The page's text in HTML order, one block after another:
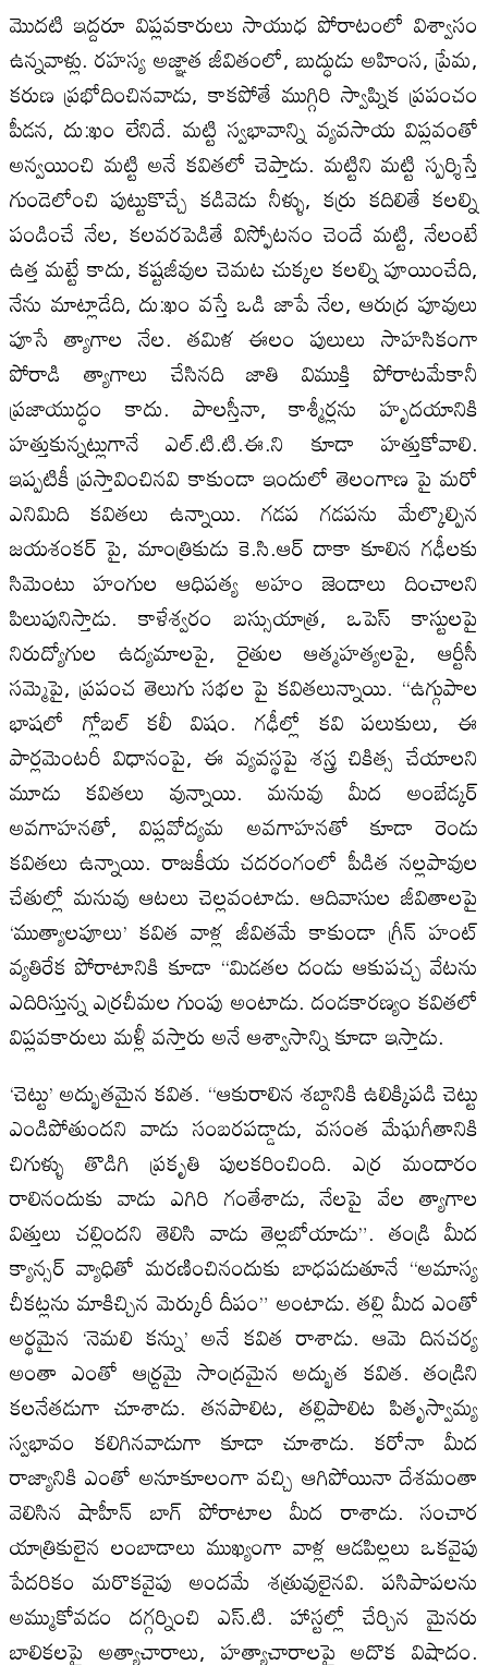
మొదటి ఇద్దరూ విప్లవకారులు సాయుధ పోరాటంలో విశ్వాసం
ఉన్నవాళ్లు. రహస్య అజ్ఞాత జీవితంలో, బుద్ధుడు అహింస, ప్రేమ,
కరుణ ప్రభోదించినవాడు, కాకపోతే ముగ్గిరి స్వాప్నిక ప్రపంచం
పీడన, దు:ఖం లేనిదే. మట్టి స్వభావాన్ని వ్యవసాయ విప్లవంతో
అన్వయించి మట్టి అనే కవితలో చెప్తాడు. మట్టిని మట్టి స్పర్శిస్తే
గుండెలోంచి పుట్టుకొచ్చే కడివెడు నీళ్ళు, కర్రు కదిలితే కలల్ని
పండించే నేల, కలవరపెడితే విస్ఫోటనం చెందే మట్టి, నేలంటే
ఉత్త మట్టే కాదు, కష్టజీవుల చెమట చుక్కల కలల్ని పూయించేది,
నేను మాట్లాడేది, దు:ఖం వస్తే ఒడి జాపే నేల, ఆరుద్ర పూవులు
పూసే త్యాగాల నేల. తమిళ ఈలం పులులు సాహసికంగా
పోరాడి త్యాగాలు చేసినది జాతి విముక్తి పోరాటమేకానీ
ప్రజాయుద్ధం కాదు. పాలస్తీనా, కాశ్మీర్లను హృదయానికి
హత్తుకున్నట్లుగానే ఎల్.టి.టి.ఈ.ని కూడా హత్తుకోవాలి.
ఇప్పటికీ ప్రస్తావించినవి కాకుండా ఇందులో తెలంగాణ పై మరో
ఎనిమిది కవితలు ఉన్నాయి. గడప గడపను మేల్కొల్పిన
జయశంకర్ పై, మాంత్రికుడు కె.సి.ఆర్ దాకా కూలిన గఢీలకు
సిమెంటు హంగుల ఆధిపత్య అహం జెండాలు దించాలని
పిలుపునిస్తాడు. కాళేశ్వరం బస్సుయాత్ర, ఒపెస్ కాస్టులపై
నిరుద్యోగుల ఉద్యమాలపై, రైతుల ఆత్మహత్యలపై, ఆర్టీసీ
సమ్మెపై, ప్రపంచ తెలుగు సభల పై కవితలున్నాయి. “ఉగ్గుపాల
భాషలో గ్లోబల్ కలీ విషం. గఢీల్లో కవి పలుకులు, ఈ
పార్లమెంటరీ విధానంపై, ఈ వ్యవస్థపై శస్త్ర చికిత్స చేయాలని
మూడు కవితలు వున్నాయి. మనువు మీద అంబేడ్కర్
అవగాహనతో, విప్లవోద్యమ అవగాహనతో కూడా రెండు
కవితలు ఉన్నాయి. రాజకీయ చదరంగంలో పీడిత నల్లపావుల
చేతుల్లో మనువు ఆటలు చెల్లవంటాడు. ఆదివాసుల జీవితాలపై
‘ముత్యాలపూలు’ కవిత వాళ్ల జీవితమే కాకుండా గ్రీన్ హంట్
వ్యతిరేక పోరాటానికి కూడా “మిడతల దండు ఆకుపచ్చ వేటను
ఎదిరిస్తున్న ఎర్రచీమల గుంపు అంటాడు. దండకారణ్యం కవితలో
విప్లవకారులు మళ్లీ వస్తారు అనే ఆశ్వాసాన్ని కూడా ఇస్తాడు.
‘చెట్టు’ అద్భుతమైన కవిత. “ఆకురాలిన శబ్దానికి ఉలిక్కిపడి చెట్టు
ఎండిపోతుందని వాడు సంబరపడ్డాడు, వసంత మేఘగీతానికి
చిగుళ్ళు తొడిగి ప్రకృతి పులకరించింది. ఎర్ర మందారం
రాలినందుకు వాడు ఎగిరి గంతేశాడు, నేలపై వేల త్యాగాల
విత్తులు చల్లిందని తెలిసి వాడు తెల్లబోయాడు”. తండ్రి మీద
క్యాన్సర్ వ్యాధితో మరణించినందుకు బాధపడుతూనే “అమాస్య
చీకట్లను మాకిచ్చిన మెర్కురీ దీపం” అంటాడు. తల్లి మీద ఎంతో
అర్థమైన ‘నెమలి కన్ను’ అనే కవిత రాశాడు. ఆమె దినచర్య
అంతా ఎంతో ఆర్ద్రమై సాంద్రమైన అద్భుత కవిత. తండ్రిని
కలనేతడుగా చూశాడు. తనపాలిట, తల్లిపాలిట పితృస్వామ్య
స్వభావం కలిగినవాడుగా కూడా చూశాడు. కరోనా మీద
రాజ్యానికి ఎంతో అనూకూలంగా వచ్చి ఆగిపోయినా దేశమంతా
వెలిసిన షాహీన్ బాగ్ పోరాటాల మీద రాశాడు. సంచార
యాత్రికులైన లంబాడాలు ముఖ్యంగా వాళ్ల ఆడపిల్లలు ఒకవైపు
పేదరికం మరొకవైపు అందమే శత్రువులైనవి. పసిపాపలను
అమ్ముకోవడం దగ్గర్నించి ఎస్.టి. హాస్టల్లో చేర్చిన మైనరు
బాలికలపై అత్యాచారాలు, హత్యాచారాలపై అదొక విషాదం.